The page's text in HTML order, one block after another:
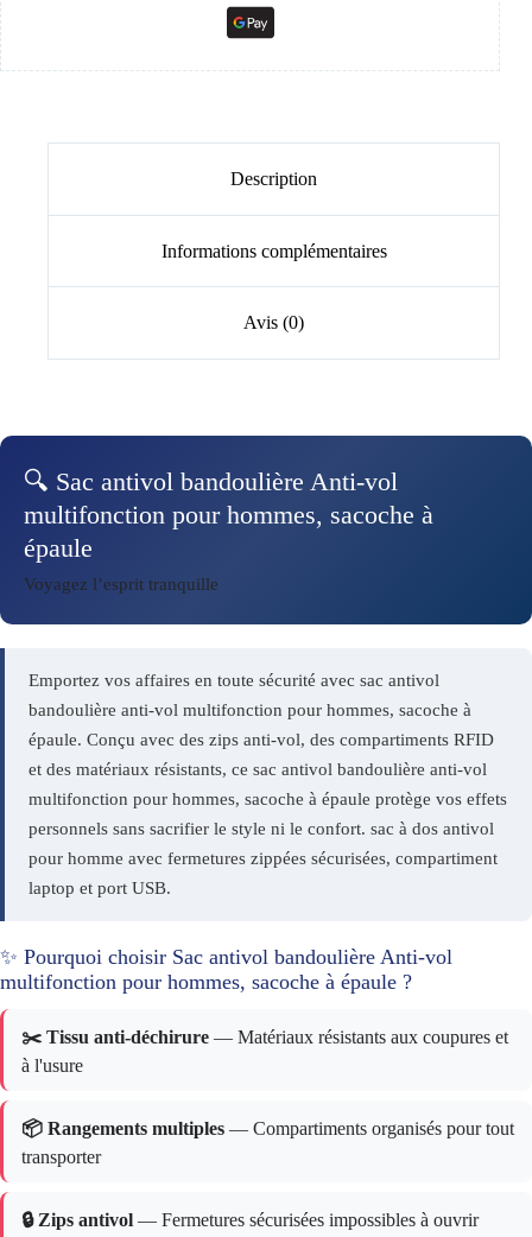
Description
Informations complémentaires
Avis (0)
🔍 Sac antivol bandoulière Anti-vol
multifonction pour hommes, sacoche à
épaule
Voyagez l’esprit tranquille
Emportez vos affaires en toute sécurité avec sac antivol
bandoulière anti-vol multifonction pour hommes, sacoche à
épaule. Conçu avec des zips anti-vol, des compartiments RFID
et des matériaux résistants, ce sac antivol bandoulière anti-vol
multifonction pour hommes, sacoche à épaule protège vos effets
personnels sans sacrifier le style ni le confort. sac à dos antivol
pour homme avec fermetures zippées sécurisées, compartiment
laptop et port USB.
✨ Pourquoi choisir Sac antivol bandoulière Anti-vol
multifonction pour hommes, sacoche à épaule ?
✂️ Tissu anti-déchirure — Matériaux résistants aux coupures et
à l'usure
📦 Rangements multiples — Compartiments organisés pour tout
transporter
🔒 Zips antivol — Fermetures sécurisées impossibles à ouvrir